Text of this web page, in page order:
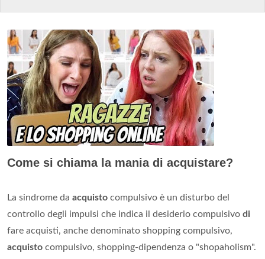
Come si chiama la mania di acquistare?
La sindrome da acquisto compulsivo è un disturbo del
controllo degli impulsi che indica il desiderio compulsivo di
fare acquisti, anche denominato shopping compulsivo,
acquisto compulsivo, shopping-dipendenza o "shopaholism".